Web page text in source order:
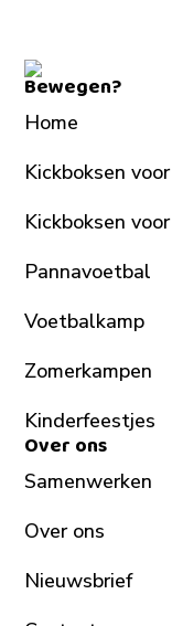
Bewegen?
Home
Kickboksen
Kickboksen
Pannavoetbal
Voetbalkamp
Zomerkampen
Kinderfeestjes
Over ons
Samenwerken
Over ons
Nieuwsbrief